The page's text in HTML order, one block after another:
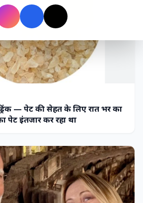
— पेट की सेहत के लिए रात भर का
इंतजार कर रहा था